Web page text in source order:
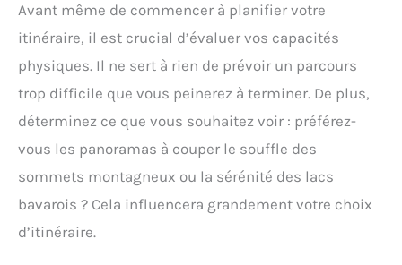
Avant même de commencer à planifier votre
itinéraire, il est crucial d’évaluer vos capacités
physiques. Il ne sert à rien de prévoir un parcours
trop difficile que vous peinerez à terminer. De plus,
déterminez ce que vous souhaitez voir : préférez-
vous les panoramas à couper le souffle des
sommets montagneux ou la sérénité des lacs
bavarois ? Cela influencera grandement votre choix
d’itinéraire.